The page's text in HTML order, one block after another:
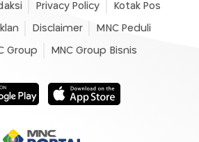
Privacy Policy Kotak Pos
Disclaimer MNC Peduli
Group MNC Group Bisnis